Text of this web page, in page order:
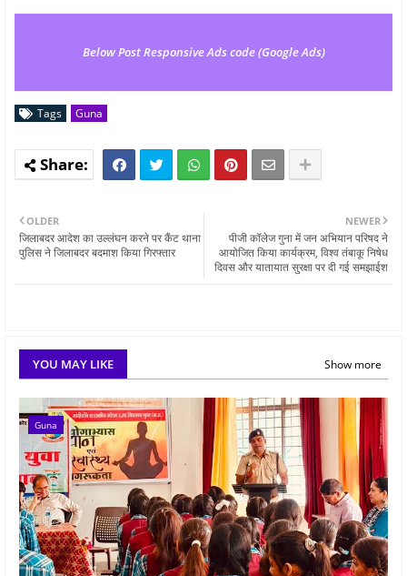
Below Post Responsive Ads code (Google Ads)
Tags Guna
NEWER
पीजी कॉलेज गुना में जन अभियान परिषद ने
आयोजित किया कार्यक्रम, विश्व तंबाकू निषेध
दिवस और यातायात सुरक्षा पर दी गई समझाईश
OLDER
जिलाबदर आदेश का उल्लंघन करने पर कैंट थाना
पुलिस ने जिलाबदर बदमाश किया गिरफ्तार
YOU MAY LIKE Show more
Guna